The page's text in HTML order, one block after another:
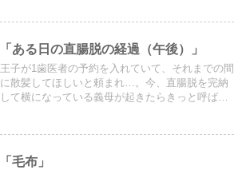
「ある日の直腸脱の経過（午後）」
王子が1歯医者の予約を入れていて、それまでの間
に散髪してほしいと頼まれ…。今、直腸脱を完納
して横になっている義母が起きたらきっと呼ばれ
「毛布」